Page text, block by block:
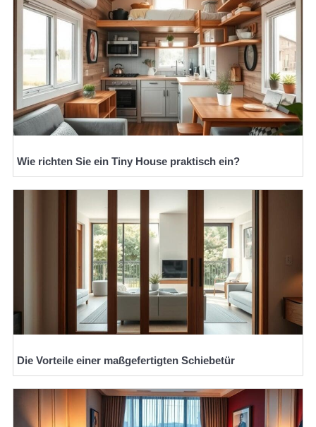
Wie richten Sie ein Tiny House praktisch ein?
Die Vorteile einer maßgefertigten Schiebetür